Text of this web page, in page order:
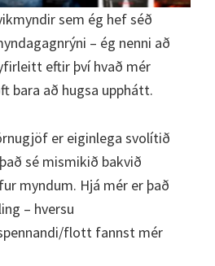
sem ég hef séð
– ég nenni að
eftir því hvað mér
bara að hugsa upphátt.
er eiginlega svolítið
sé mismikið bakvið
myndum. Hjá mér er það
– hversu
flott fannst mér